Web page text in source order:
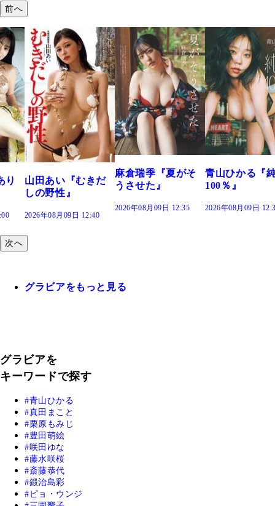
前へ
だ
麻倉瑞季『夏がそ
うさせた』
青山ひかる『純度
100％』
2026年08月09日 12:30
溝端 葵『もう
つの、あおい
で。』
2026年08月09日
次へ
グラビアをもっと見る
グラビアを
キーワードで探す
青山ひかる
真田まこと
栗原もみじ
豊田萌絵
咲田ゆな
藤水咲桜
斎藤恭代
鍛治島彩
ピョ・ウンジ